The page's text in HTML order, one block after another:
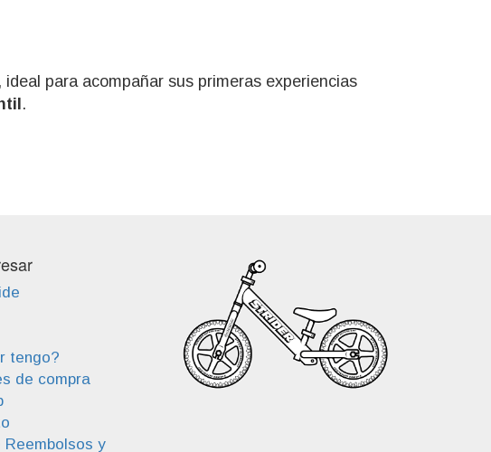
, ideal para acompañar sus primeras experiencias
.
tengo?
de compra
y